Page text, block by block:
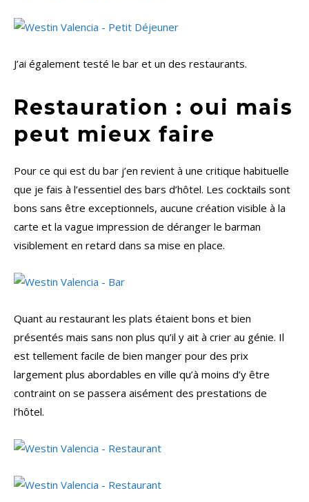
J’ai également testé le bar et un des restaurants.
Restauration : oui mais
peut mieux faire
Pour ce qui est du bar j’en revient à une critique habituelle
que je fais à l’essentiel des bars d’hôtel. Les cocktails sont
bons sans être exceptionnels, aucune création visible à la
carte et la vague impression de déranger le barman
visiblement en retard dans sa mise en place.
Quant au restaurant les plats étaient bons et bien
présentés mais sans non plus qu’il y ait à crier au génie. Il
est tellement facile de bien manger pour des prix
largement plus abordables en ville qu’à moins d’y être
contraint on se passera aisément des prestations de
l’hôtel.